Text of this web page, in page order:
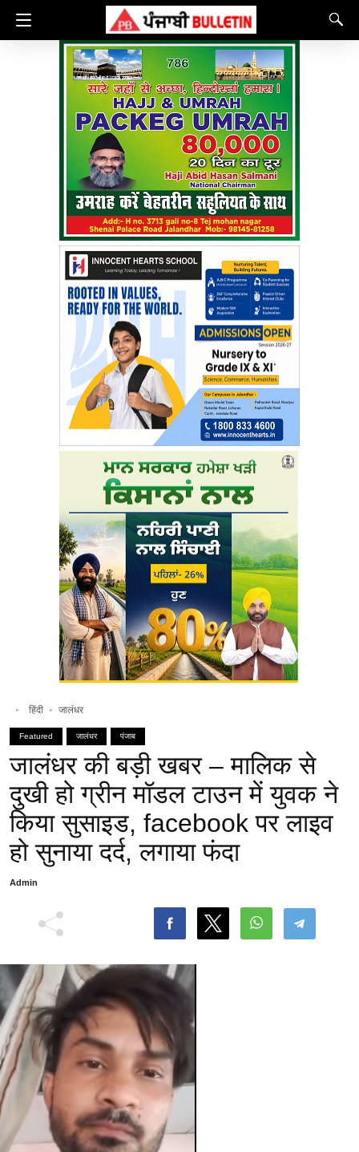
हिंदी जालंधर
Featured जालंधर पंजाब
जालंधर की बड़ी खबर – मालिक से
दुखी हो ग्रीन मॉडल टाउन में युवक ने
किया सुसाइड, facebook पर लाइव
हो सुनाया दर्द, लगाया फंदा
Admin